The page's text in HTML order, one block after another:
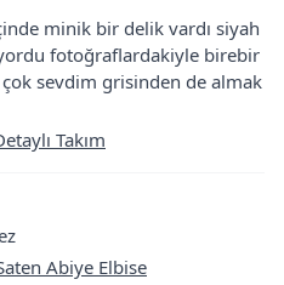
minik bir delik vardı siyah
fotoğraflardakiyle birebir
sevdim grisinden de almak
Takım
Abiye Elbise